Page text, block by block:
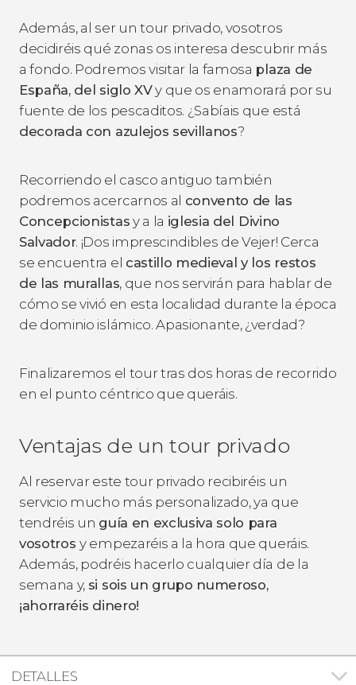
Además, al ser un tour privado, vosotros
decidiréis qué zonas os interesa descubrir más
a fondo. Podremos visitar la famosa plaza de
España, del siglo XVy que os enamorará por su
fuente de los pescaditos. ¿Sabíais que está
decorada con azulejos sevillanos?
Recorriendo el casco antiguo también
podremos acercarnos al convento de las
Concepcionistas y a la iglesia del Divino
Salvador. ¡Dos imprescindibles de Vejer! Cerca
se encuentra el castillo medieval y los restos
de las murallas, que nos servirán para hablar de
cómo se vivió en esta localidad durante la época
de dominio islámico. Apasionante, ¿verdad?
Finalizaremos el tour tras dos horas de recorrido
en el punto céntrico que queráis.
Ventajas de un tour privado
Al reservar este tour privado recibiréis un
servicio mucho más personalizado, ya que
tendréis un guía en exclusiva solo para
vosotrosy empezaréis a la hora que queráis.
Además, podréis hacerlo cualquier día de la
semana y, si sois un grupo numeroso,
¡ahorraréis dinero!
DETALLES